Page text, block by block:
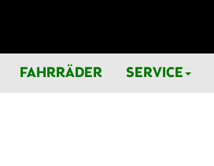
FAHRRÄDER SERVICE